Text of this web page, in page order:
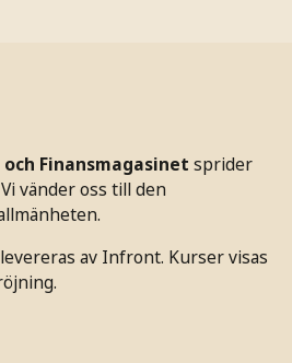
och Finansmagasinet sprider
vänder oss till den
av Infront. Kurser visas